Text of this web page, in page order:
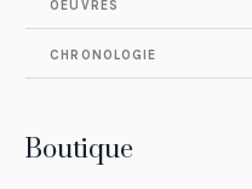
OEUVRES
CHRONOLOGIE
Boutique